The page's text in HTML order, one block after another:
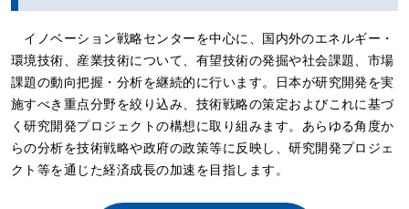
イノベーション戦略センターを中心に、国内外のエネルギー・
環境技術、産業技術について、有望技術の発掘や社会課題、市場
課題の動向把握・分析を継続的に行います。日本が研究開発を実
施すべき重点分野を絞り込み、技術戦略の策定およびこれに基づ
く研究開発プロジェクトの構想に取り組みます。あらゆる角度か
らの分析を技術戦略や政府の政策等に反映し、研究開発プロジェ
クト等を通じた経済成長の加速を目指します。